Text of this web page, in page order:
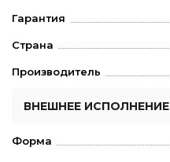
Гарантия
Страна
Производитель
ВНЕШНЕЕ ИСПОЛНЕНИЕ
Форма